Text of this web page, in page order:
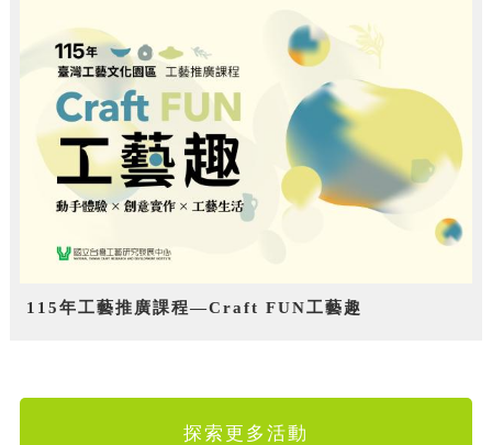
115年工藝推廣課程—Craft FUN工藝趣
探索更多活動